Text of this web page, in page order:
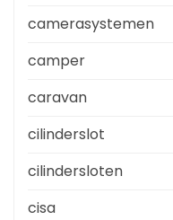
camerasystemen
camper
caravan
cilinderslot
cilindersloten
cisa